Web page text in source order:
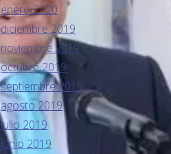
enero 2020
diciembre 2019
noviembre 2019
octubre 2019
septiembre 2019
agosto 2019
julio 2019
junio 2019